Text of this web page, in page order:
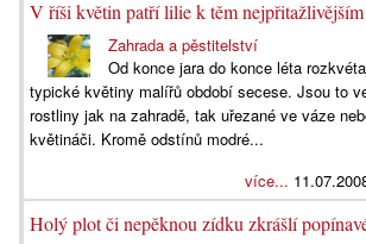
V říši květin patří lilie k těm nejpřitažlivějším
Zahrada a pěstitelství
Od konce jara do konce léta
typické květiny malířů období secese. Jsou to
rostliny jak na zahradě, tak uřezané ve váze
květináči. Kromě odstínů modré...
více...
Holý plot či nepěknou zídku zkrášlí